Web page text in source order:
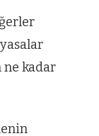
kadar